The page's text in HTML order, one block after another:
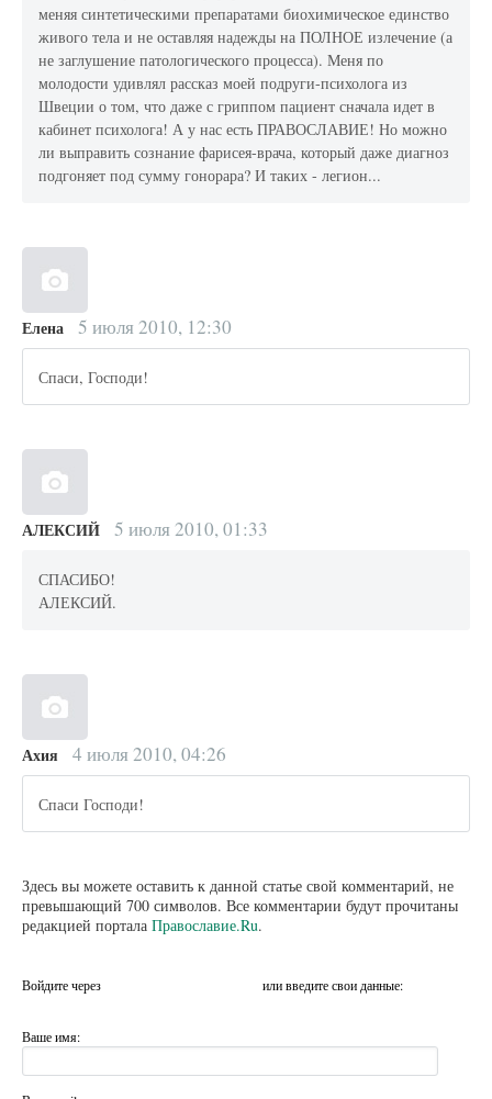
меняя синтетическими препаратами биохимическое единство
живого тела и не оставляя надежды на ПОЛНОЕ излечение (а
не заглушение патологического процесса). Меня по
молодости удивлял рассказ моей подруги-психолога из
Швеции о том, что даже с гриппом пациент сначала идет в
кабинет психолога! А у нас есть ПРАВОСЛАВИЕ! Но можно
ли выправить сознание фарисея-врача, который даже диагноз
подгоняет под сумму гонорара? И таких - легион...
Елена 5 июля 2010, 12:30
Спаси, Господи!
АЛЕКСИЙ 5 июля 2010, 01:33
СПАСИБО!
АЛЕКСИЙ.
Ахия 4 июля 2010, 04:26
Спаси Господи!
Здесь вы можете оставить к данной статье свой комментарий, не
превышающий 700 символов. Все комментарии будут прочитаны
редакцией портала Православие.Ru.
Войдите через или введите свои данные:
Ваше имя: